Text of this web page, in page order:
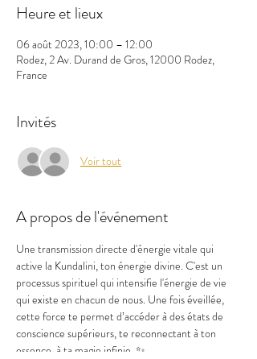
Heure et lieux
06 août 2023, 10:00 – 12:00
Rodez, 2 Av. Durand de Gros, 12000 Rodez,
France
Invités
Voir tout
A propos de l'événement
Une transmission directe d'énergie vitale qui
active la Kundalini, ton énergie divine. C'est un
processus spirituel qui intensifie l'énergie de vie
qui existe en chacun de nous. Une fois éveillée,
cette force te permet d’accéder à des états de
conscience supérieurs, te reconnectant à ton
essence, à ta magie infinie. ✨